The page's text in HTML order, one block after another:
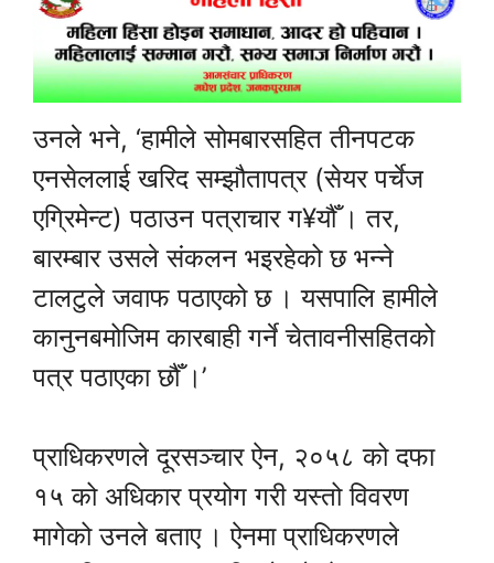
उनले भने, ‘हामीले सोमबारसहित तीनपटक
एनसेललाई खरिद सम्झौतापत्र (सेयर पर्चेज
एग्रिमेन्ट) पठाउन पत्राचार ग¥यौँ । तर,
बारम्बार उसले संकलन भइरहेको छ भन्ने
टालटुले जवाफ पठाएको छ । यसपालि हामीले
कानुनबमोजिम कारबाही गर्ने चेतावनीसहितको
पत्र पठाएका छौँ ।’
प्राधिकरणले दूरसञ्चार ऐन, २०५८ को दफा
१५ को अधिकार प्रयोग गरी यस्तो विवरण
मागेको उनले बताए । ऐनमा प्राधिकरणले